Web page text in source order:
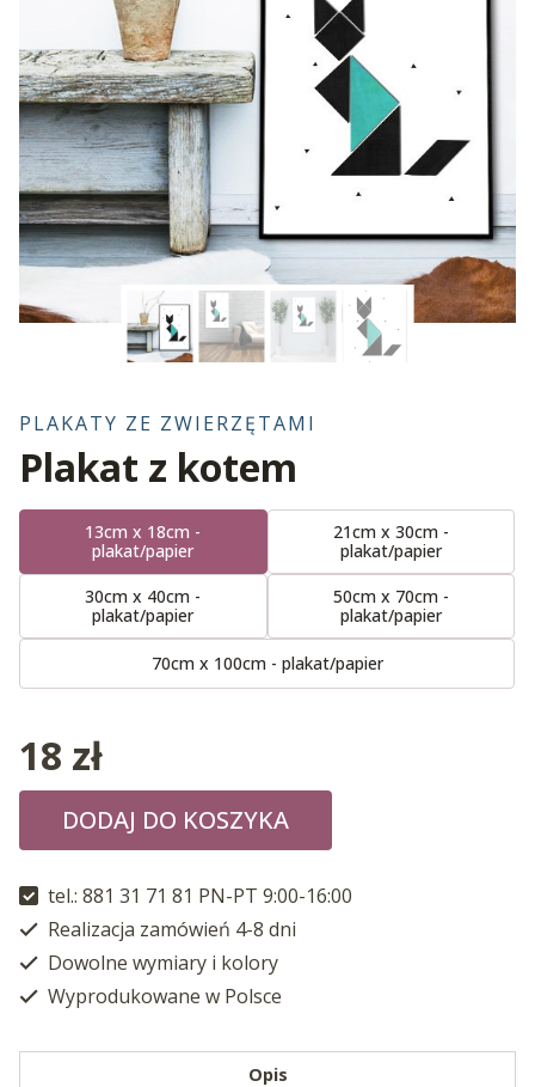
PLAKATY ZE ZWIERZĘTAMI
Plakat z kotem
13cm x 18cm -
plakat/papier
21cm x 30cm -
plakat/papier
30cm x 40cm -
plakat/papier
50cm x 70cm -
plakat/papier
70cm x 100cm - plakat/papier
18 zł
DODAJ DO KOSZYKA
tel.: 881 31 71 81 PN-PT 9:00-16:00
Realizacja zamówień 4-8 dni
Dowolne wymiary i kolory
Wyprodukowane w Polsce
Opis